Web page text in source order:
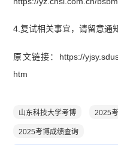
4.复试相关事宜，请留意通
原文链接：https://
htm
山东科技大学考博 2025
2025考博成绩查询